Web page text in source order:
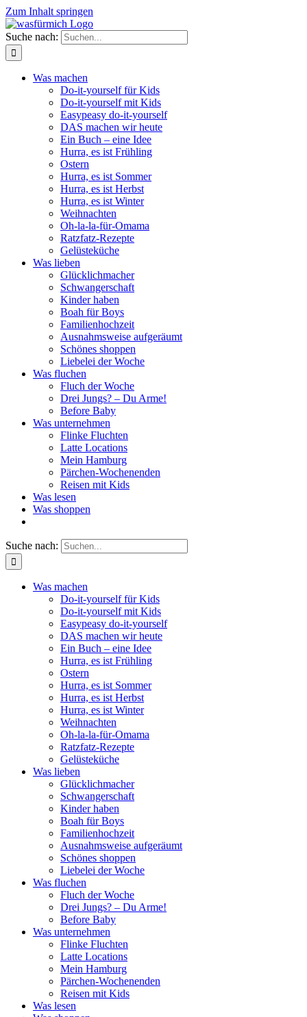
Zum Inhalt springen
Suche nach:
Was machen
Do-it-yourself für Kids
Do-it-yourself mit Kids
Easypeasy do-it-yourself
DAS machen wir heute
Ein Buch – eine Idee
Hurra, es ist Frühling
Ostern
Hurra, es ist Sommer
Hurra, es ist Herbst
Hurra, es ist Winter
Weihnachten
Oh-la-la-für-Omama
Ratzfatz-Rezepte
Gelüsteküche
Was lieben
Glücklichmacher
Schwangerschaft
Kinder haben
Boah für Boys
Familienhochzeit
Ausnahmsweise aufgeräumt
Schönes shoppen
Liebelei der Woche
Was fluchen
Fluch der Woche
Drei Jungs? – Du Arme!
Before Baby
Was unternehmen
Flinke Fluchten
Latte Locations
Mein Hamburg
Pärchen-Wochenenden
Reisen mit Kids
Was lesen
Was shoppen
Suche nach:
Was machen
Do-it-yourself für Kids
Do-it-yourself mit Kids
Easypeasy do-it-yourself
DAS machen wir heute
Ein Buch – eine Idee
Hurra, es ist Frühling
Ostern
Hurra, es ist Sommer
Hurra, es ist Herbst
Hurra, es ist Winter
Weihnachten
Oh-la-la-für-Omama
Ratzfatz-Rezepte
Gelüsteküche
Was lieben
Glücklichmacher
Schwangerschaft
Kinder haben
Boah für Boys
Familienhochzeit
Ausnahmsweise aufgeräumt
Schönes shoppen
Liebelei der Woche
Was fluchen
Fluch der Woche
Drei Jungs? – Du Arme!
Before Baby
Was unternehmen
Flinke Fluchten
Latte Locations
Mein Hamburg
Pärchen-Wochenenden
Reisen mit Kids
Was lesen